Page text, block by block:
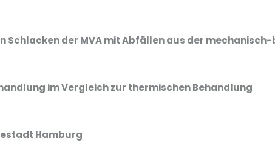
Schlacken der MVA mit Abfällen aus der
im Vergleich zur thermischen Behandlung
Hamburg